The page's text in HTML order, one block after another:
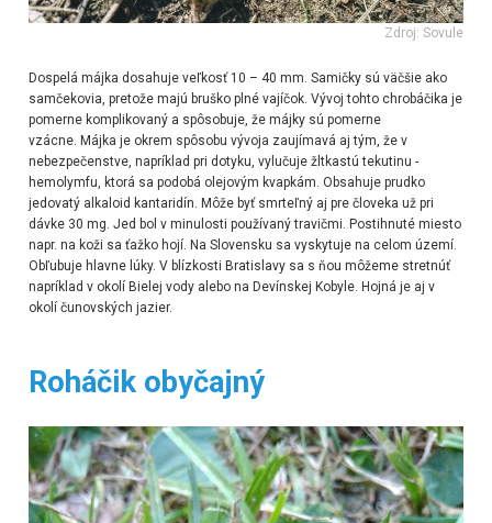
Zdroj: Sovule
Dospelá májka dosahuje veľkosť 10 – 40 mm. Samičky sú väčšie ako
samčekovia, pretože majú bruško plné vajíčok. Vývoj tohto chrobáčika je
pomerne komplikovaný a spôsobuje, že májky sú pomerne
vzácne. Májka je okrem spôsobu vývoja zaujímavá aj tým, že v
nebezpečenstve, napríklad pri dotyku, vylučuje žltkastú tekutinu -
hemolymfu, ktorá sa podobá olejovým kvapkám. Obsahuje prudko
jedovatý alkaloid kantaridín. Môže byť smrteľný aj pre človeka už pri
dávke 30 mg. Jed bol v minulosti používaný travičmi. Postihnuté miesto
napr. na koži sa ťažko hojí. Na Slovensku sa vyskytuje na celom území.
Obľubuje hlavne lúky. V blízkosti Bratislavy sa s ňou môžeme stretnúť
napríklad v okolí Bielej vody alebo na Devínskej Kobyle. Hojná je aj v
okolí čunovských jazier.
Roháčik obyčajný